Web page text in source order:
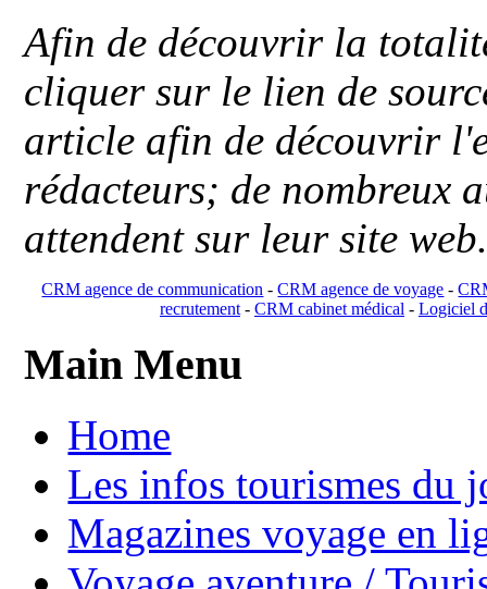
Afin de découvrir la
cliquer sur le lien de
article afin de découvrir
rédacteurs; de nombreux
attendent sur leur site
CRM agence de communication -CRM agence de voyage -
recrutement- CRM cabinet médical - Logiciel
Main Menu
Home
Les infos tourismes du
Magazines voyage en